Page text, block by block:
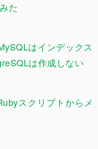
た
はインデックス
は作成しない
スクリプトからメ